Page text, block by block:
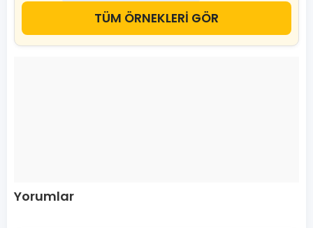
TÜM ÖRNEKLERİ GÖR
Yorumlar